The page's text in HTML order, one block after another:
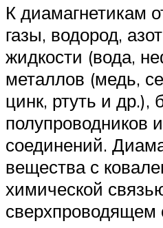
К диамагнетикам
газы, водород,
жидкости (вода,
металлов (медь,
цинк, ртуть и др.),
полупроводников
соединений.
вещества с
химической
сверхпроводящем